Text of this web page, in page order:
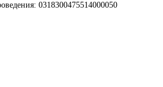
0318300475514000050